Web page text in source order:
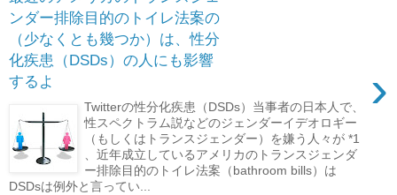
ンダー排除目的のトイレ法案の
（少なくとも幾つか）は、性分
化疾患（DSDs）の人にも影響
するよ
›
Twitterの性分化疾患（DSDs）当事者の日本人で、
性スペクトラム説などのジェンダーイデオロギー
（もしくはトランスジェンダー）を嫌う人々が *1
、近年成立しているアメリカのトランスジェンダ
ー排除目的のトイレ法案（bathroom bills）は
DSDsは例外と言ってい...